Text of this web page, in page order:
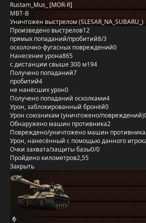
Rustam_Mus_ [MOR-R]
MBT-B
Уничтожен выстрелом (SLESAR_NA_SUBARU_)
Произведено выстрелов12
прямых попаданий/пробитий8/3
осколочно-фугасных повреждений0
Нанесение урона865
с дистанции свыше 300 м194
Получено попаданий7
пробитий4
не нанёсших урон0
Получено попаданий осколками4
Урон, заблокированный бронёй0
Урон союзникам (уничтожено/повреждений)
Обнаружено машин противника2
Повреждено/уничтожено машин противника
Урон, нанесённый с помощью данного
Очки захвата/защиты базы0/0
Пройдено километров2,55
Закрыть